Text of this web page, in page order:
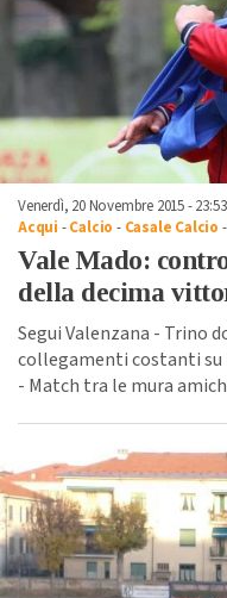
Venerdì, 20 Novembre 2015 - 23:53
Acqui -Calcio - Casale Calcio
Vale Mado:
della decima
Segui Valenzana - Trino
collegamenti costanti su
- Match tra le mura